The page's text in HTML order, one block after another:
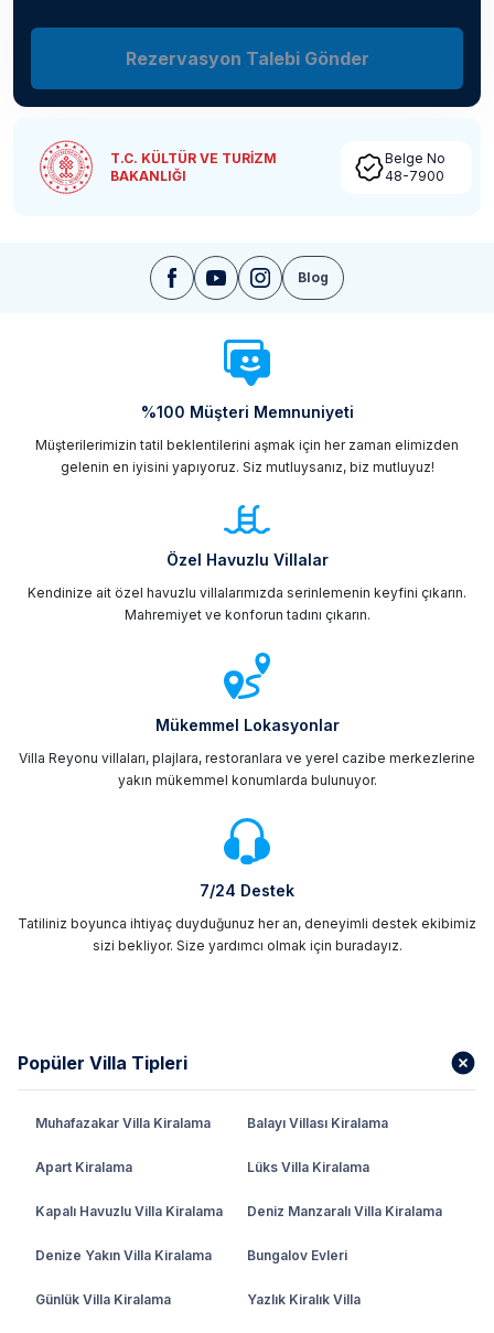
Rezervasyon Talebi Gönder
T.C. KÜLTÜR VE TURİZM
BAKANLIĞI
Belge No
48-7900
Blog
%100 Müşteri Memnuniyeti
Müşterilerimizin tatil beklentilerini aşmak için her zaman elimizden
gelenin en iyisini yapıyoruz. Siz mutluysanız, biz mutluyuz!
Özel Havuzlu Villalar
Kendinize ait özel havuzlu villalarımızda serinlemenin keyfini çıkarın.
Mahremiyet ve konforun tadını çıkarın.
Mükemmel Lokasyonlar
Villa Reyonu villaları, plajlara, restoranlara ve yerel cazibe merkezlerine
yakın mükemmel konumlarda bulunuyor.
7/24 Destek
Tatiliniz boyunca ihtiyaç duyduğunuz her an, deneyimli destek ekibimiz
sizi bekliyor. Size yardımcı olmak için buradayız.
Popüler Villa Tipleri
Muhafazakar Villa Kiralama Balayı Villası Kiralama
Apart Kiralama Lüks Villa Kiralama
Kapalı Havuzlu Villa Kiralama Deniz Manzaralı Villa Kiralama
Denize Yakın Villa Kiralama Bungalov Evleri
Günlük Villa Kiralama Yazlık Kiralık Villa